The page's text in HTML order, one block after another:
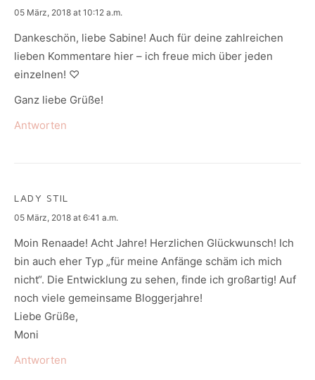
says:
05 März, 2018 at 10:12 a.m.
Dankeschön, liebe Sabine! Auch für deine zahlreichen
lieben Kommentare hier – ich freue mich über jeden
einzelnen! ♡
Ganz liebe Grüße!
Antworten
LADY STIL
says:
05 März, 2018 at 6:41 a.m.
Moin Renaade! Acht Jahre! Herzlichen Glückwunsch! Ich
bin auch eher Typ „für meine Anfänge schäm ich mich
nicht“. Die Entwicklung zu sehen, finde ich großartig! Auf
noch viele gemeinsame Bloggerjahre!
Liebe Grüße,
Moni
Antworten